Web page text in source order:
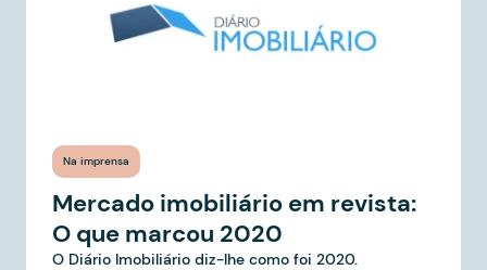
Na imprensa
Mercado imobiliário em revista:
O que marcou 2020
O Diário Imobiliário diz-lhe como foi 2020.